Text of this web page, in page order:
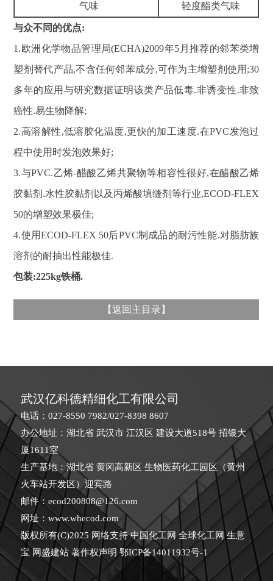
气味 轻度酯类气味
与众不同的优点:
1.欧洲化学物品管理局(ECHA)2009年5月推荐的邻苯类增
塑剂替代产品,不含任何邻苯成分,可作为主增塑剂使用;30
多年的应用与研究数据证明该类产品低毒.非诱变性.非致
癌性.易生物降解;
2.高溶解性,低溶胶化温度,更快的加工速度.在PVC发泡过
程中使用时发泡效果好;
3.与PVC.乙烯-醋酸乙烯共聚物等相容性很好,在醋酸乙烯
胶黏剂.水性胶黏剂以及丙烯酸填缝剂等行业,ECOD-FLEX
50的增塑效果极佳;
4.使用ECOD-FLEX 50后PVC制成品的耐污性能.对脂肪族
溶剂的耐抽出性能极佳.
包装:225kg铁桶.
【返回主目录 】
武汉亿科德精细化工有限公司
电话：027-8550 7982/027-8398 8607
办公地址：湖北省 武汉市 江汉区 建设大道518号 招银大
厦1611室
生产基地：湖北省 黄冈高新区 生物医药化工园区（黄州
火车站开发区）迎宾路
邮件：ecod200808@126.com
网址：www.whecod.com
版权所有(C)2025 网络支持中国化工网 全球化工网 生意
宝 网盛建站 著作权声明 鄂ICP备14011932号-1